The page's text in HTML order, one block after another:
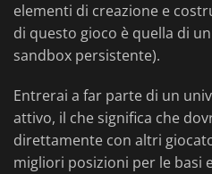
elementi di creazione e
di questo gioco è quella di
sandbox persistente).
Entrerai a far parte di un
attivo, il che significa che
direttamente con altri
migliori posizioni per le basi